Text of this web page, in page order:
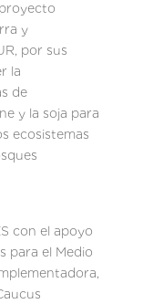
y
por sus
la
de
y la soja para
ecosistemas
con el apoyo
para el Medio